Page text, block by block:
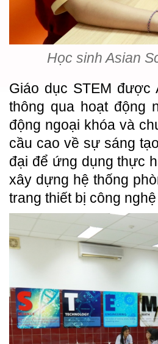
Học sinh Asian
Giáo dục STEM được
thông qua hoạt động
động ngoại khóa và
cầu cao về sự sáng
đại để ứng dụng thực
xây dựng hệ thống
trang thiết bị công